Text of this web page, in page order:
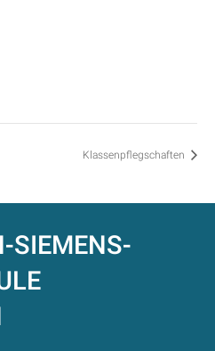
Klassenpflegschaften
SIEMENS-